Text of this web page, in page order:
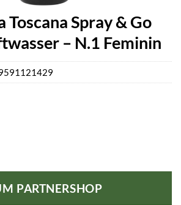
Toscana Spray & Go
– N.1 Feminin
PARTNERSHOP